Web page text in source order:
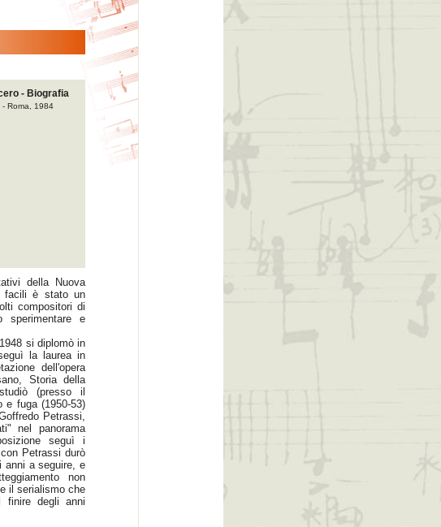
- Biografia
Roma, 1984
della Nuova
facili è stato un
compositori di
e
si diplomò in
la laurea in
dell'opera
Storia della
(presso il
e fuga (1950-53)
Petrassi,
nel panorama
seguì i
Petrassi durò
anni a seguire, e
non
il serialismo che
finire degli anni